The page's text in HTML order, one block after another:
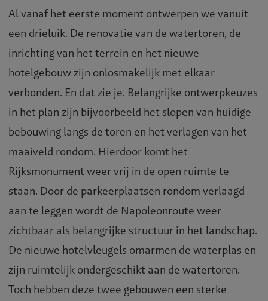
Al vanaf het eerste moment ontwerpen we vanuit
een drieluik. De renovatie van de watertoren, de
inrichting van het terrein en het nieuwe
hotelgebouw zijn onlosmakelijk met elkaar
verbonden. En dat zie je. Belangrijke ontwerpkeuzes
in het plan zijn bijvoorbeeld het slopen van huidige
bebouwing langs de toren en het verlagen van het
maaiveld rondom. Hierdoor komt het
Rijksmonument weer vrij in de open ruimte te
staan. Door de parkeerplaatsen rondom verlaagd
aan te leggen wordt de Napoleonroute weer
zichtbaar als belangrijke structuur in het landschap.
De nieuwe hotelvleugels omarmen de waterplas en
zijn ruimtelijk ondergeschikt aan de watertoren.
Toch hebben deze twee gebouwen een sterke